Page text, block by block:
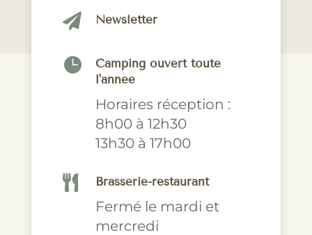
 Newsletter

Camping ouvert toute
l'année
Horaires réception :
8h00 à 12h30
13h30 à 17h00
 Brasserie-restaurant
Fermé le mardi et
mercredi